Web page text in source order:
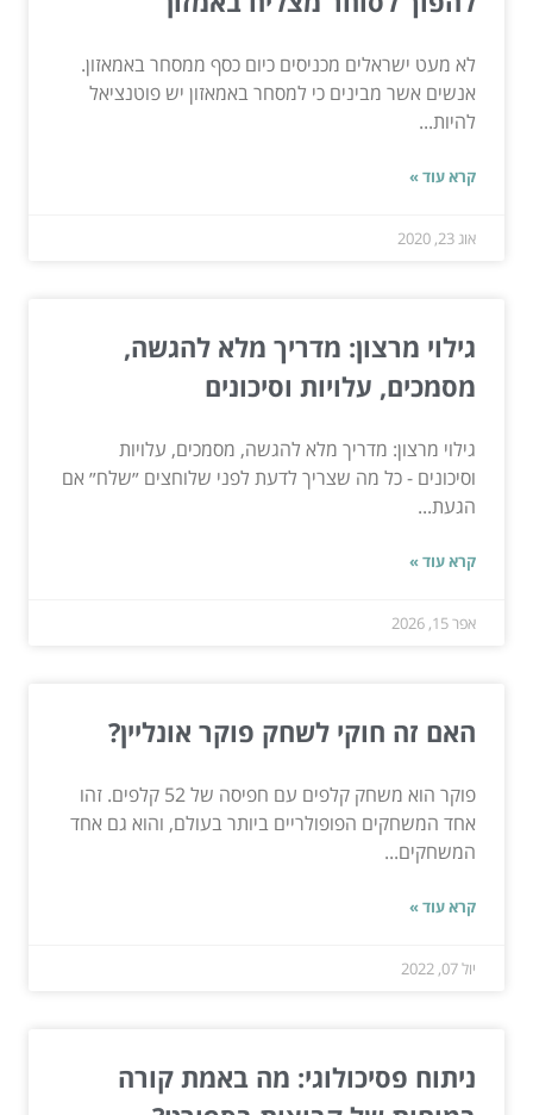
לא מעט ישראלים מכניסים כיום כסף ממסחר באמאזון.
אנשים אשר מבינים כי למסחר באמאזון יש פוטנציאל
להיות...
קרא עוד »
אוג 23, 2020
גילוי מרצון: מדריך מלא להגשה,
מסמכים, עלויות וסיכונים
גילוי מרצון: מדריך מלא להגשה, מסמכים, עלויות
וסיכונים - כל מה שצריך לדעת לפני שלוחצים ״שלח״ אם
הגעת...
קרא עוד »
אפר 15, 2026
האם זה חוקי לשחק פוקר אונליין?
פוקר הוא משחק קלפים עם חפיסה של 52 קלפים. זהו
אחד המשחקים הפופולריים ביותר בעולם, והוא גם אחד
המשחקים...
קרא עוד »
יול 07, 2022
ניתוח פסיכולוגי: מה באמת קורה